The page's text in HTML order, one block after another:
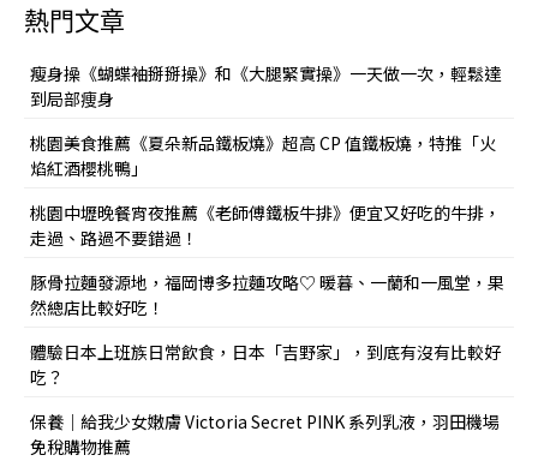
熱門文章
瘦身操《蝴蝶袖掰掰操》和《大腿緊實操》一天做一次，輕鬆達
到局部痩身
桃園美食推薦《夏朵新品鐵板燒》超高 CP 值鐵板燒，特推「火
焰紅酒櫻桃鴨」
桃園中壢晚餐宵夜推薦《老師傅鐵板牛排》便宜又好吃的牛排，
走過、路過不要錯過！
豚骨拉麵發源地，福岡博多拉麵攻略♡ 暖暮、一蘭和一風堂，果
然總店比較好吃！
體驗日本上班族日常飲食，日本「吉野家」，到底有沒有比較好
吃？
保養｜給我少女嫩膚 Victoria Secret PINK 系列乳液，羽田機場
免稅購物推薦